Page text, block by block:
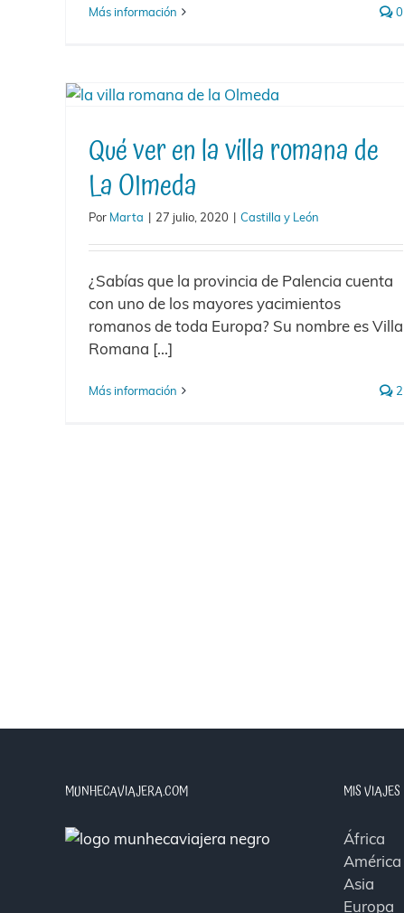
Más información 0
Qué ver en la villa romana de
La OImeda
Por Marta | 27 julio, 2020 | Castilla y León
¿Sabías que la provincia de Palencia cuenta
con uno de los mayores yacimientos
romanos de toda Europa? Su nombre es Villa
Romana [...]
Más información 2
MUNHECAVIAJERA.COM MIS VIAJES
África
América
Asia
Europa